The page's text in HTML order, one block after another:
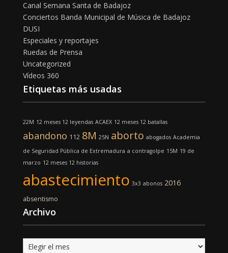
Canal Semana Santa de Badajoz
Conciertos Banda Municipal de Música de Badajoz
DUSI
Especiales y reportajes
Ruedas de Prensa
Uncategorized
Vídeos 360
Etiquetas más usadas
22M 12 meses 12 leyendas ACAEX 12 meses 12 batallas
abandono 112 8M 25N aborto abogados Academia
de Seguridad Pública de Extremadura a contragolpe 15M 19 de
marzo 12 meses 12 historias
abastecimiento 3x3 abonos 2016
absentismo
Archivo
Archivo